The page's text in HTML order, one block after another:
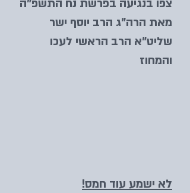
צפו בנגיעה בפרשת נח התשפ"ה
מאת הרה"ג הרב יוסף ישר
שליט"א הרב הראשי לעכו
והמחוז
לא ישמע עוד חמס!